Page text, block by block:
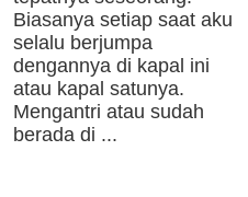
Biasanya setiap saat aku
selalu berjumpa
dengannya di kapal ini
atau kapal satunya.
Mengantri atau sudah
berada di ...